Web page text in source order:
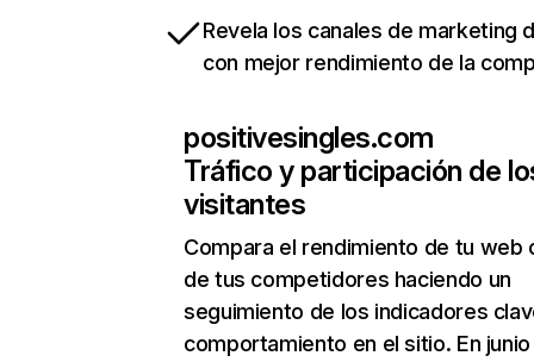
Revela los canales de marketing
con mejor rendimiento de la
positivesingles.com
Tráfico y participación de
visitantes
Compara el rendimiento de tu web
de tus competidores haciendo un
seguimiento de los indicadores
comportamiento en el sitio. En junio